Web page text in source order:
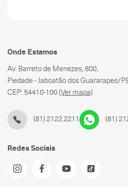
Onde Estamos
Av. Barreto de Menezes, 800,
Piedade - Jaboatão dos Guararapes/
CEP: 54410-100(Ver mapa)
Redes Sociais
(81) 2122.2211 (81)